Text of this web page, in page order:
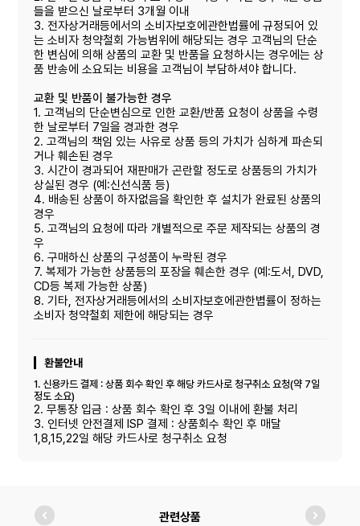
들을 받으신 날로부터 3개월 이내
3. 전자상거래등에서의 소비자보호에관한법률에 규정되어 있
는 소비자 청약철회 가능범위에 해당되는 경우 고객님의 단순
한 변심에 의해 상품의 교환 및 반품을 요청하시는 경우에는 상
품 반송에 소요되는 비용을 고객님이 부담하셔야 합니다.
교환 및 반품이 불가능한 경우
1. 고객님의 단순변심으로 인한 교환/반품 요청이 상품을 수령
한 날로부터 7일을 경과한 경우
2. 고객님의 책임 있는 사유로 상품 등의 가치가 심하게 파손되
거나 훼손된 경우
3. 시간이 경과되어 재판매가 곤란할 정도로 상품등의 가치가
상실된 경우 (예:신선식품 등)
4. 배송된 상품이 하자없음을 확인한 후 설치가 완료된 상품의
경우
5. 고객님의 요청에 따라 개별적으로 주문 제작되는 상품의 경
우
6. 구매하신 상품의 구성품이 누락된 경우
7. 복제가 가능한 상품등의 포장을 훼손한 경우 (예:도서, DVD,
CD등 복제 가능한 상품)
8. 기타, 전자상거래등에서의 소비자보호에관한볍률이 정하는
소비자 청약철회 제한에 해당되는 경우
환불안내
1. 신용카드 결제 : 상품 회수 확인 후 해당 카드사로 청구취소 요청(약 7일
정도 소요)
2. 무통장 입금 : 상품 회수 확인 후 3일 이내에 환불 처리
3. 인터넷 안전결제 ISP 결제 : 상품회수 확인 후 매달
1,8,15,22일 해당 카드사로 청구취소 요청
관련상품